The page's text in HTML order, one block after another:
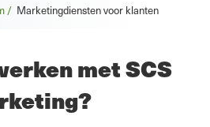
/ Marketingdiensten voor klanten
met SCS